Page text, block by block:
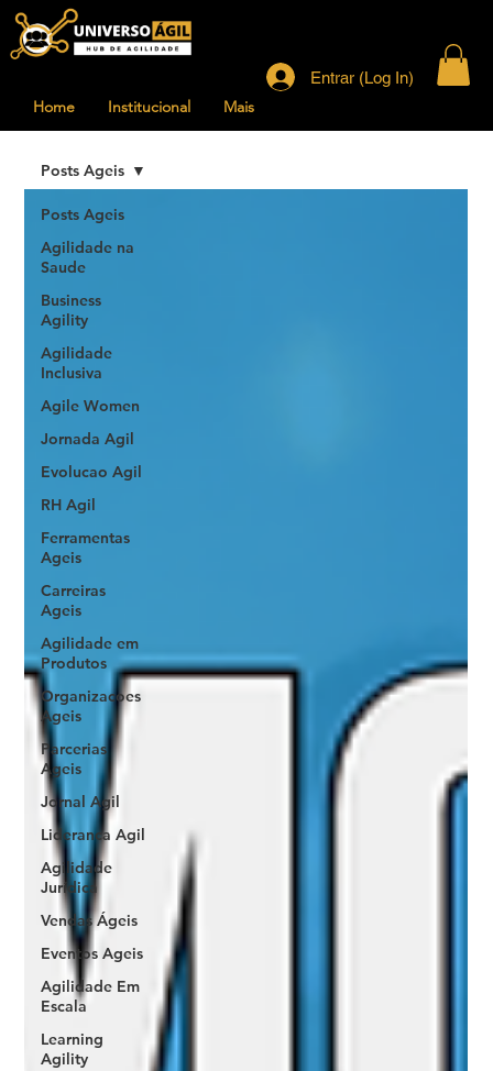
Home Institucional Mais
Entrar (Log In)
Posts Ageis
Agilidade na
Saude
Business
Agility
Agilidade
Inclusiva
Agile Women
Jornada Agil
Evolucao Agil
RH Agil
Ferramentas
Ageis
Carreiras
Ageis
Agilidade em
Produtos
Organizacoes
Ageis
Parcerias
Ageis
Jornal Agil
Lideranca Agil
Agilidade
Jurídica
Vendas Ágeis
Eventos Ageis
Agilidade Em
Escala
Learning
Agility
Posts Ageis